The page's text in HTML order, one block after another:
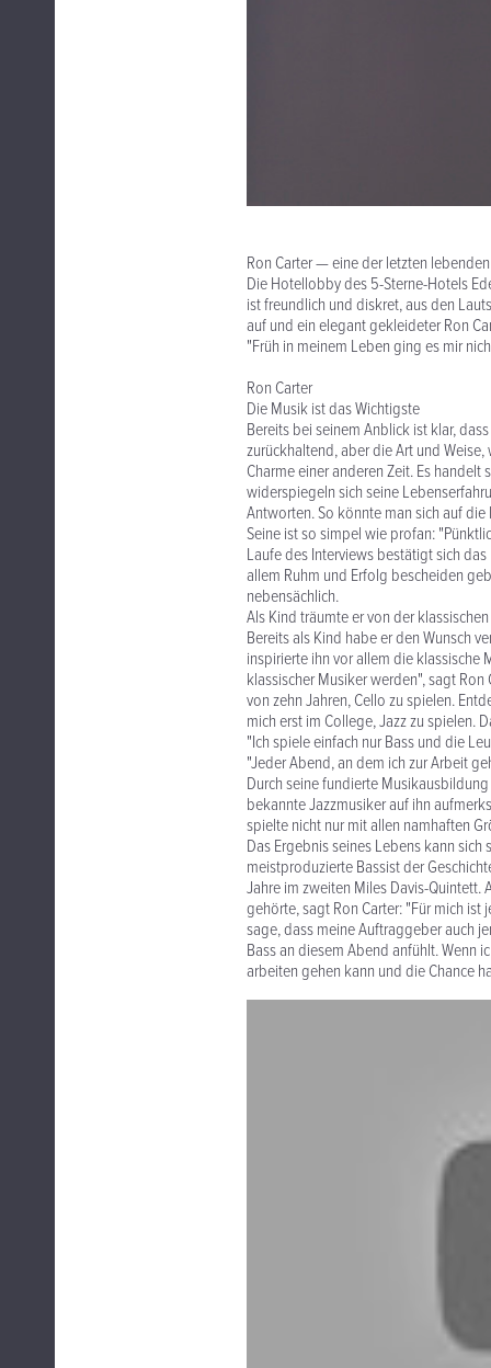
Ron Carter — eine der letzten
Die Hotellobby des 5-Sterne-Hotels
ist freundlich und diskret, aus den
auf und ein elegant gekleideter Ron
"Früh in meinem Leben ging es mir
Ron Carter
Die Musik ist das Wichtigste
Bereits bei seinem Anblick ist klar,
zurückhaltend, aber die Art und
Charme einer anderen Zeit. Es
widerspiegeln sich seine
Antworten. So könnte man sich auf
Seine ist so simpel wie profan:
Laufe des Interviews bestätigt sich
allem Ruhm und Erfolg bescheiden
nebensächlich.
Als Kind träumte er von der
Bereits als Kind habe er den Wunsch
inspirierte ihn vor allem die klassische
klassischer Musiker werden", sagt
von zehn Jahren, Cello zu spielen.
mich erst im College, Jazz zu spielen.
"Ich spiele einfach nur Bass und die
"Jeder Abend, an dem ich zur Arbeit
Durch seine fundierte
bekannte Jazzmusiker auf ihn
spielte nicht nur mit allen namhaften
Das Ergebnis seines Lebens kann
meistproduzierte Bassist der
Jahre im zweiten Miles Davis-
gehörte, sagt Ron Carter: "Für mich
sage, dass meine Auftraggeber auch
Bass an diesem Abend anfühlt. Wenn
arbeiten gehen kann und die Chance